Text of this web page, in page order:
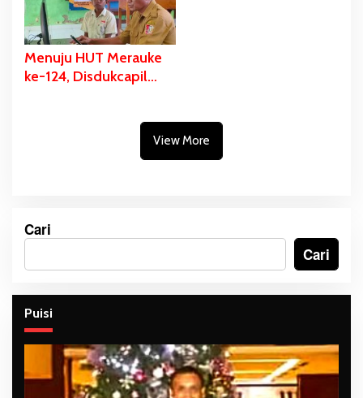
Menuju HUT Merauke
ke-124, Disdukcapil
View More
Cari
Cari
Puisi